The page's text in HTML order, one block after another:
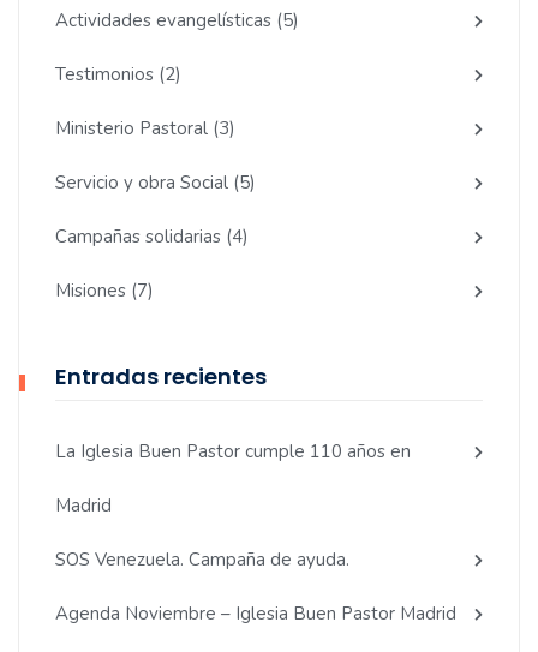
Actividades evangelísticas (5)
Testimonios (2)
Ministerio Pastoral (3)
Servicio y obra Social (5)
Campañas solidarias (4)
Misiones (7)
Entradas recientes
La Iglesia Buen Pastor cumple 110 años en
Madrid
SOS Venezuela. Campaña de ayuda.
Agenda Noviembre – Iglesia Buen Pastor Madrid